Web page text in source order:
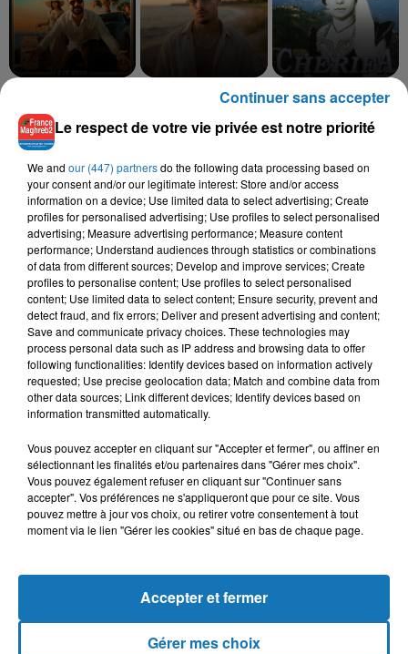
MOHA K CHERIFA
Echah Arnouyas
L'HOROSCOPE
Bélier Taureau Gémeaux
Le respect de votre vie privée est notre priorité
We and our (447) partnersdo the following data processing based on
your consent and/or our legitimate interest: Store and/or access
information on a device; Use limited data to select advertising; Create
profiles for personalised advertising; Use profiles to select personalised
advertising; Measure advertising performance; Measure content
performance; Understand audiences through statistics or combinations
of data from different sources; Develop and improve services; Create
profiles to personalise content; Use profiles to select personalised
content; Use limited data to select content; Ensure security, prevent and
detect fraud, and fix errors; Deliver and present advertising and content;
Save and communicate privacy choices. These technologies may
process personal data such as IP address and browsing data to offer
following functionalities: Identify devices based on information actively
requested; Use precise geolocation data; Match and combine data from
other data sources; Link different devices; Identify devices based on
information transmitted automatically.
Vous pouvez accepter en cliquant sur "Accepter et fermer", ou affiner en
sélectionnant les finalités et/ou partenaires dans "Gérer mes choix".
Vous pouvez également refuser en cliquant sur "Continuer sans
accepter". Vos préférences ne s'appliqueront que pour ce site. Vous
pouvez mettre à jour vos choix, ou retirer votre consentement à tout
moment via le lien "Gérer les cookies" situé en bas de chaque page.
Gérer mes choix
Accepter et fermer
Continuer sans accepter